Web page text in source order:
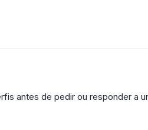
antes de pedir ou responder a